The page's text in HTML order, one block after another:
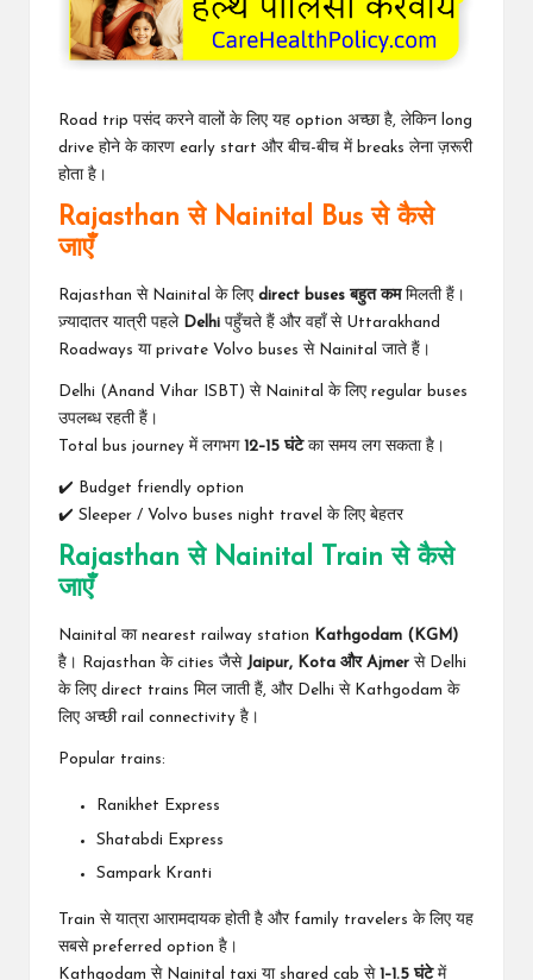
Road trip पसंद करने वालों के लिए यह option अच्छा है, लेकिन long
drive होने के कारण early start और बीच-बीच में breaks लेना ज़रूरी
होता है।
Rajasthan से Nainital Bus से कैसे
जाएँ
Rajasthan से Nainital के लिए direct buses बहुत कममिलती हैं।
ज़्यादातर यात्री पहले Delhi पहुँचते हैं और वहाँ से Uttarakhand
Roadways या private Volvo buses से Nainital जाते हैं।
Delhi (Anand Vihar ISBT) से Nainital के लिए regular buses
उपलब्ध रहती हैं।
Total bus journey में लगभग 12–15 घंटेका समय लग सकता है।
✔️ Budget friendly option
✔️ Sleeper / Volvo buses night travel के लिए बेहतर
Rajasthan से Nainital Train से कैसे
जाएँ
Nainital का nearest railway station
Kathgodam (KGM)
है। Rajasthan के cities जैसे Jaipur, Kota और Ajmer से Delhi
के लिए direct trains मिल जाती हैं, और Delhi से Kathgodam के
लिए अच्छी rail connectivity है।
Popular trains:
Ranikhet Express
Shatabdi Express
Sampark Kranti
Train से यात्रा आरामदायक होती है और family travelers के लिए यह
सबसे preferred option है।
Kathgodam से Nainital taxi या shared cab से 1–1.5 घंटेमें